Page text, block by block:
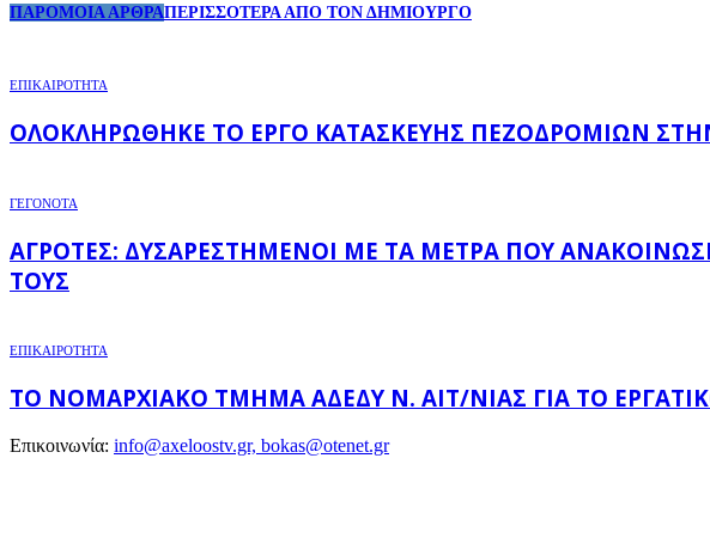
ΠΑΡΟΜΟΙΑ ΑΡΘΡΑΠΕΡΙΣΣΟΤΕΡΑ ΑΠΟ ΤΟΝ ΔΗΜΙΟΥΡΓΟ
ΕΠΙΚΑΙΡΟΤΗΤΑ
ΟΛΟΚΛΗΡΏΘΗΚΕ ΤΟ ΈΡΓΟ ΚΑΤΑΣΚΕΥΉΣ ΠΕΖΟΔΡΟΜΊΩΝ
ΓΕΓΟΝΟΤΑ
ΑΓΡΌΤΕΣ: ΔΥΣΑΡΕΣΤΗΜΈΝΟΙ ΜΕ ΤΑ ΜΈΤΡΑ ΠΟΥ
ΤΟΥΣ
ΕΠΙΚΑΙΡΟΤΗΤΑ
ΤΟ ΝΟΜΑΡΧΙΑΚΌ ΤΜΉΜΑ ΑΔΕΔΥ Ν. ΑΙΤ/ΝΊΑΣ ΓΙΑ ΤΟ
Επικοινωνία: info@axeloostv.gr, bokas@otenet.gr